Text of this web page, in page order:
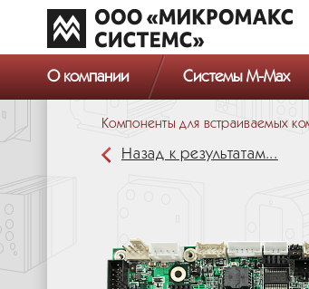
О компании Системы M-Max
Компоненты для встраиваемых
Назад к результатам...